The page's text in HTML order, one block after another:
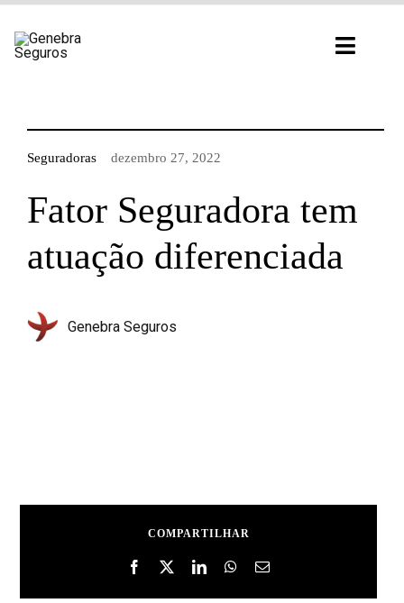
para
Seguradoras dezembro 27, 2022
Fator Seguradora tem
atuação diferenciada
Genebra Seguros
COMPARTILHAR